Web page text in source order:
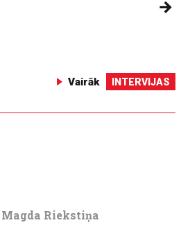
Vairāk INTERVIJAS
Magda Riekstiņa